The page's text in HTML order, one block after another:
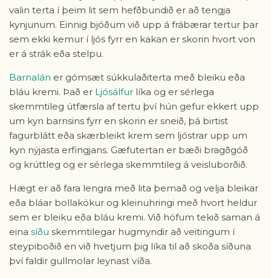
valin terta í þeim lit sem hefðbundið er að tengja
kynjunum. Einnig bjóðum við upp á frábærar tertur þar
sem ekki kemur í ljós fyrr en kakan er skorin hvort von
er á strák eða stelpu.
Barnalán er gómsæt súkkulaðiterta með bleiku eða
bláu kremi. Það er Ljósálfur líka og er sérlega
skemmtileg útfærsla af tertu því hún gefur ekkert upp
um kyn barnsins fyrr en skorin er sneið, þá birtist
fagurblátt eða skærbleikt krem sem ljóstrar upp um
kyn nýjasta erfingjans. Gæfutertan er bæði bragðgóð
og krúttleg og er sérlega skemmtileg á veisluborðið.
Hægt er að fara lengra með lita þemað og velja bleikar
eða bláar bollakökur og kleinuhringi með hvort heldur
sem er bleiku eða bláu kremi. Við höfum tekið saman á
eina síðu skemmtilegar hugmyndir að veitingum í
steypiboðið en við hvetjum þig líka til að skoða síðuna
því faldir gullmolar leynast víða.